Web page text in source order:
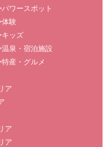
パワースポット
体験
キッズ
温泉・宿泊施設
特産・グルメ
ア
ア
ア